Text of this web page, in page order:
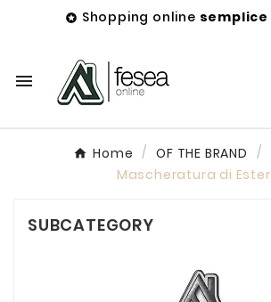
 Shopping online semplice

Home OF THE BRAND
Mascheratura di
SUBCATEGORY